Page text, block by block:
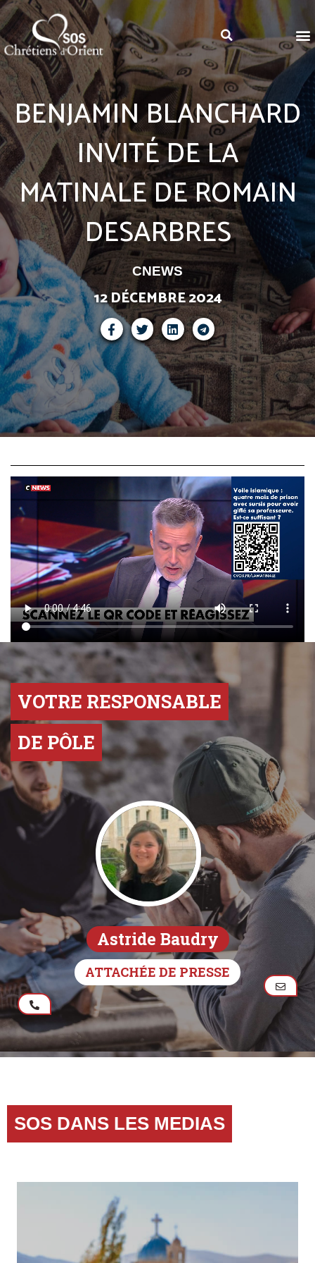
BENJAMIN BLANCHARD
INVITÉ DE LA
MATINALE DE ROMAIN
DESARBRES
CNEWS
12 DÉCEMBRE 2024
VOTRE RESPONSABLE
DE PÔLE
Astride Baudry
ATTACHÉE DE PRESSE
SOS DANS LES MEDIAS